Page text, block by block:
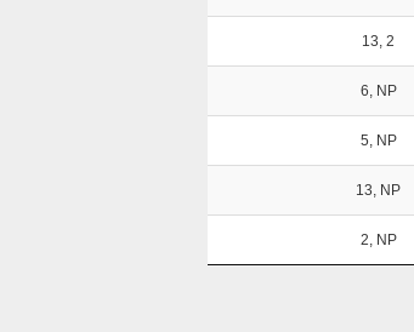
13, 2
6, NP
5, NP
13, NP
2, NP